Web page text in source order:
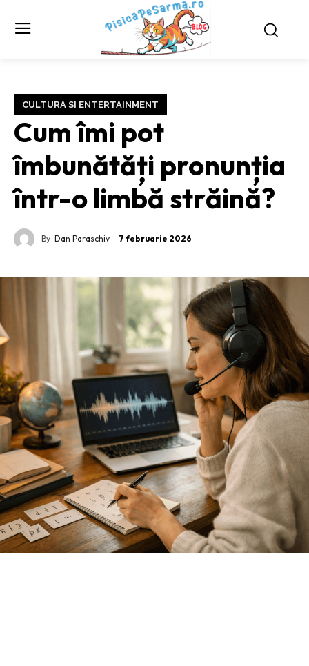
CULTURA SI ENTERTAINMENT
Cum îmi pot
îmbunătăți pronunția
într-o limbă străină?
By Dan Paraschiv 7 februarie 2026